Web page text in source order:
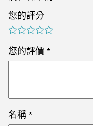
您的評分
您的評價 *
名稱 *